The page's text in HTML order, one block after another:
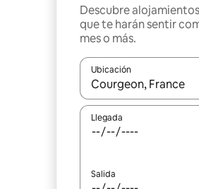
Descubre
que te harán sentir
mes o más.
Ubicación
Cuando los resultados
Llegada
Salida